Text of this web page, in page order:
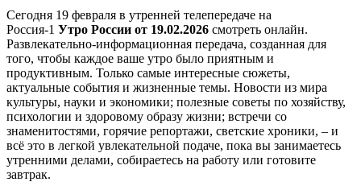
Сегодня 19 февраля в утренней телепередаче на
Россия-1 Утро России от 19.02.2026 смотреть онлайн.
Развлекательно-информационная передача, созданная для
того, чтобы каждое ваше утро было приятным и
продуктивным. Только самые интересные сюжеты,
актуальные события и жизненные темы. Новости из мира
культуры, науки и экономики; полезные советы по хозяйству,
психологии и здоровому образу жизни; встречи со
знаменитостями, горячие репортажи, светские хроники, – и
всё это в легкой увлекательной подаче, пока вы занимаетесь
утренними делами, собираетесь на работу или готовите
завтрак.